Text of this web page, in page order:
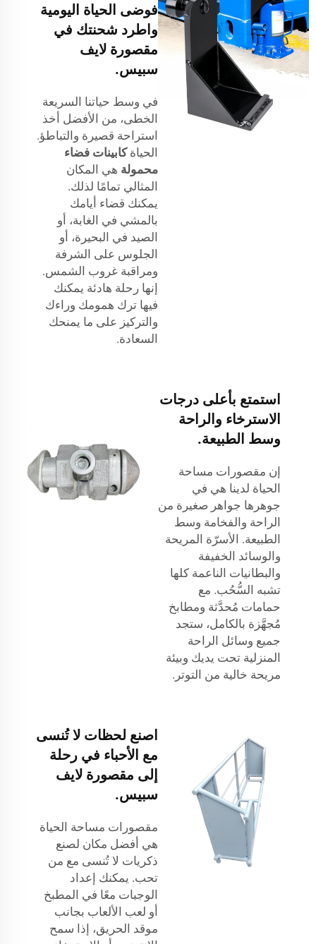
فوضى الحياة اليومية
واطرد شحنتك في
مقصورة لايف
سبيس.
في وسط حياتنا السريعة
الخطى، من الأفضل أخذ
استراحة قصيرة والتباطؤ.
الحياةكابينات فضاء
محمولة هي المكان
المثالي تمامًا لذلك.
يمكنك قضاء أيامك
بالمشي في الغابة، أو
الصيد في البحيرة، أو
الجلوس على الشرفة
ومراقبة غروب الشمس.
إنها رحلة هادئة يمكنك
فيها ترك همومك وراءك
والتركيز على ما يمنحك
السعادة.
استمتع بأعلى درجات
الاسترخاء والراحة
وسط الطبيعة.
إن مقصورات مساحة
الحياة لدينا هي في
جوهرها جواهر صغيرة من
الراحة والفخامة وسط
الطبيعة. الأسرّة المريحة
والوسائد الخفيفة
والبطانيات الناعمة كلها
تشبه السُّحُب. مع
حمامات مُحدَّثة ومطابخ
مُجهَّزة بالكامل، ستجد
جميع وسائل الراحة
المنزلية تحت يديك وبيئة
مريحة خالية من التوتر.
اصنع لحظات لا تُنسى
مع الأحباء في رحلة
إلى مقصورة لايف
سبيس.
مقصورات مساحة الحياة
هي أفضل مكان لصنع
ذكريات لا تُنسى مع من
تحب. يمكنك إعداد
الوجبات معًا في المطبخ
أو لعب الألعاب بجانب
موقد الحريق، إذا سمح